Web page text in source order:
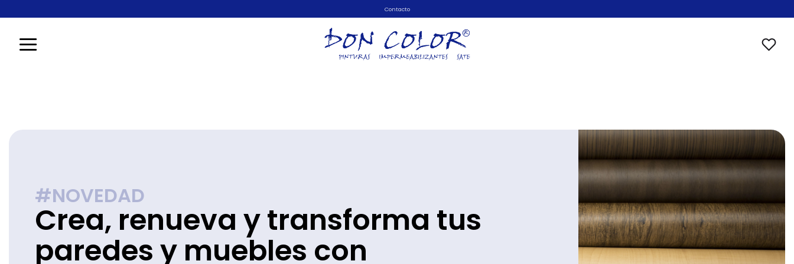
al
contenido
Contacto
#NOVEDAD
Crea, renueva y transforma tus
paredes y muebles con